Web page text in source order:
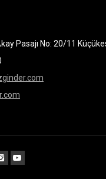
Pasajı No: 20/11